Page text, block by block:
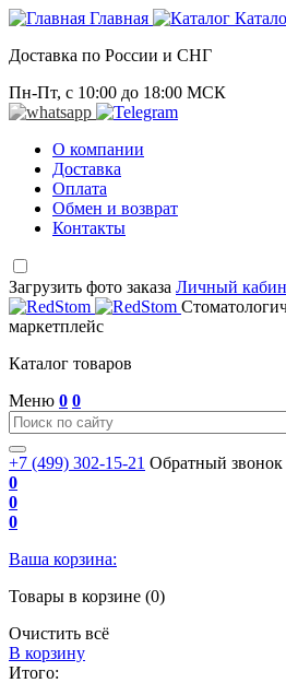
Главная
Доставка по России и СНГ
Пн-Пт, с 10:00 до 18:00 МСК
О компании
Доставка
Оплата
Обмен и возврат
Контакты
Загрузить фото заказа Личный
маркетплейс
Каталог товаров
Меню 0 0
+7 (499) 302-15-21 Обратный звонок
0
0
0
Ваша корзина:
Товары в корзине (0)
Очистить всё
В корзину
Итого: